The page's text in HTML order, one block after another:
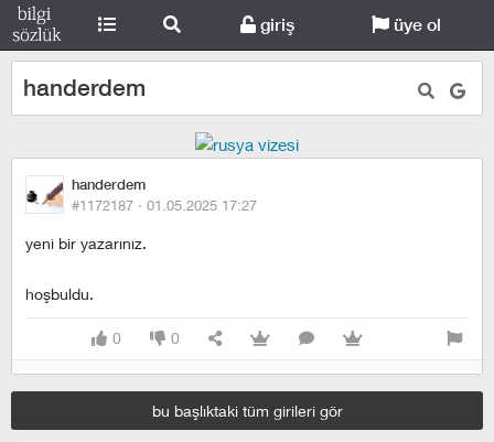
giriş üye ol
handerdem
handerdem
#1172187 · 01.05.2025 17:27
yeni bir yazarınız.
hoşbuldu.
0 0
bu başlıktaki tüm girileri gör